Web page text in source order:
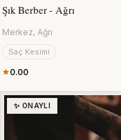
Şık Berber - Ağrı
Merkez, Ağrı
Saç Kesimi
0.00
✨ ONAYLI